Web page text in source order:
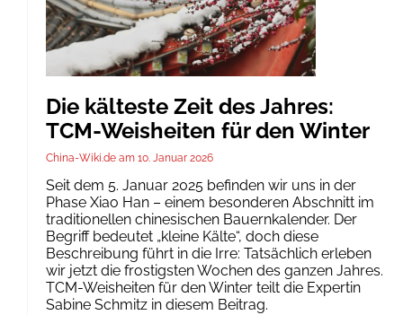
Die kälteste Zeit des Jahres:
TCM-Weisheiten für den Winter
China-Wiki.de 10. Januar 2026
Seit dem 5. Januar 2025 befinden wir uns in der
Phase Xiao Han – einem besonderen Abschnitt im
traditionellen chinesischen Bauernkalender. Der
Begriff bedeutet „kleine Kälte“, doch diese
Beschreibung führt in die Irre: Tatsächlich erleben
wir jetzt die frostigsten Wochen des ganzen Jahres.
TCM-Weisheiten für den Winter teilt die Expertin
Sabine Schmitz in diesem Beitrag.